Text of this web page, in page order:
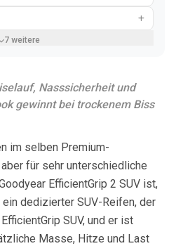
7 weitere
Nasssicherheit und
gewinnt bei trockenem Biss
im selben Premium-
für sehr unterschiedliche
EfficientGrip 2 SUV ist,
dedizierter SUV-Reifen, der
SUV, und er ist
Masse, Hitze und Last